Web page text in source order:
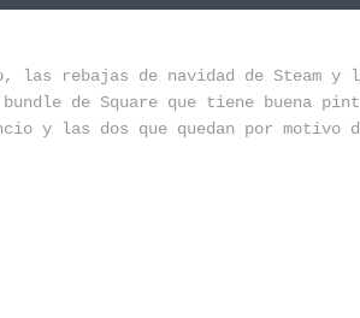
las rebajas de navidad de Steam
de Square que tiene buena
y las dos que quedan por motivo